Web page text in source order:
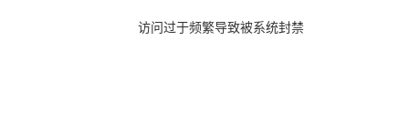
访问过于频繁导致被系统封禁